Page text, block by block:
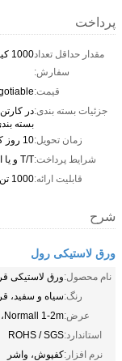
پرداخت
مقدار حداقل تعداد
سفارش:
1000 کیلوگرم
قیمت:
جزئیات بسته بندی:در
بسته
زمان تحویل:10 روز کاری پس از دریافت پرداخت خود را
شرایط پرداخت:T/T و یا اتحادیه های غربی
قابلیت ارائه:1000 تن در هر ماه
شرح
ورق لاستیکی رول
نام محصول:ورق لاستیکی
رنگ:سیاه و سفید،
عرض:Normall 1-2m، حداکثر 3.8m
استاندارد:ROHS / SGS
نرم افزار:کفپوش، واشر